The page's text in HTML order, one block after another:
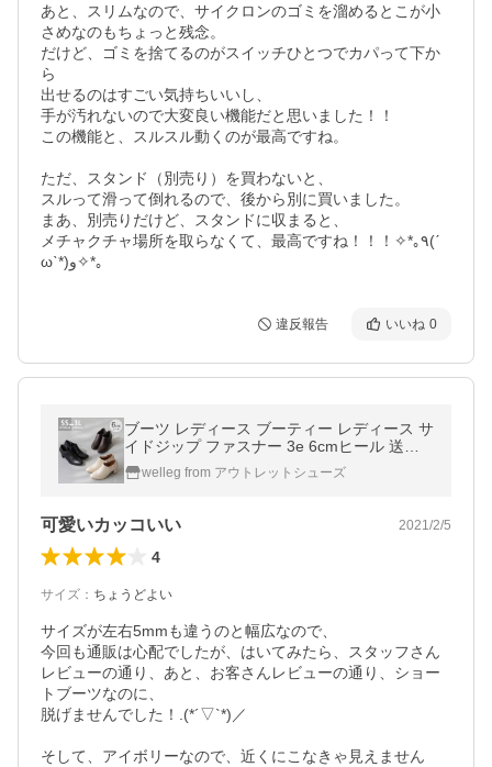
あと、スリムなので、サイクロンのゴミを溜めるとこが小
さめなのもちょっと残念。
だけど、ゴミを捨てるのがスイッチひとつでカパって下か
ら
出せるのはすごい気持ちいいし、
手が汚れないので大変良い機能だと思いました！！
この機能と、スルスル動くのが最高ですね。
ただ、スタンド（別売り）を買わないと、
スルって滑って倒れるので、後から別に買いました。
まあ、別売りだけど、スタンドに収まると、
メチャクチャ場所を取らなくて、最高ですね！！！✧︎*｡٩(ˊ
ωˋ*)و✧︎*｡
違反報告 いいね 0
ブーツ レディース ブーティー レディース サ
イドジップ ファスナー 3e 6cmヒール 送料
無料welleg from アウトレットシューズ
可愛いカッコいい 2021/2/5
4
サイズ ： ちょうどよい
サイズが左右5mmも違うのと幅広なので、
今回も通販は心配でしたが、はいてみたら、スタッフさん
レビューの通り、あと、お客さんレビューの通り、ショー
トブーツなのに、
脱げませんでした！.(*´▽︎`*)／
そして、アイボリーなので、近くにこなきゃ見えません